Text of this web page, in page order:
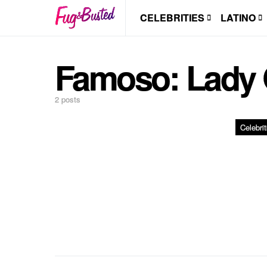
CELEBRITIES LATINO
Famoso: Lady
2 posts